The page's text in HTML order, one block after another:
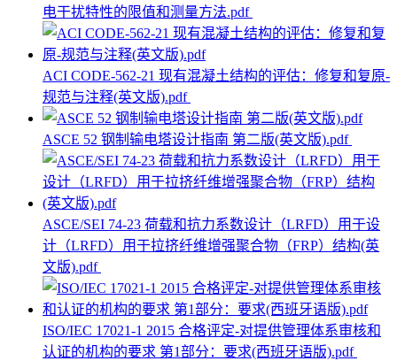
电干扰特性的限值和测量方法.pdf
ACI CODE-562-21 现有混凝土结构的评估：修复和复原-
规范与注释(英文版).pdf
ASCE 52 钢制输电塔设计指南 第二版(英文版).pdf
ASCE/SEI 74-23 荷载和抗力系数设计（LRFD）用于设
计（LRFD）用于拉挤纤维增强聚合物（FRP）结构(英
文版).pdf
ISO/IEC 17021-1 2015 合格评定-对提供管理体系审核和
认证的机构的要求 第1部分：要求(西班牙语版).pdf